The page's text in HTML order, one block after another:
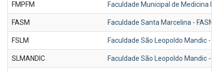
FMPFM Faculdade Municipal de Medicina
FASM Faculdade Santa Marcelina - FASM
FSLM Faculdade São Leopoldo Mandic -
SLMANDIC Faculdade São Leopoldo Mandic -